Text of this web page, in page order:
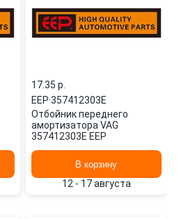
17.35 p.
EEP·357412303Е
Отбойник переднего
амортизатора VAG
357412303Е EEP
В корзину
12 - 17 августа